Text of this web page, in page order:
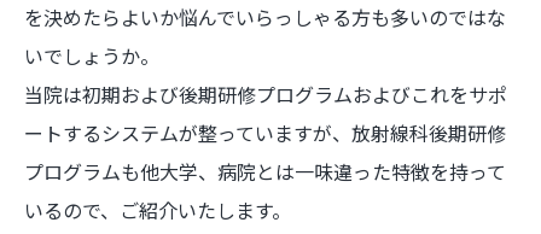
を決めたらよいか悩んでいらっしゃる方も多いのではな
いでしょうか。
当院は初期および後期研修プログラムおよびこれをサポ
ートするシステムが整っていますが、放射線科後期研修
プログラムも他大学、病院とは一味違った特徴を持って
いるので、ご紹介いたします。